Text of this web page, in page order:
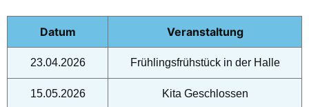
Datum Veranstaltung
23.04.2026 Frühlingsfrühstück in der Halle
15.05.2026 Kita Geschlossen